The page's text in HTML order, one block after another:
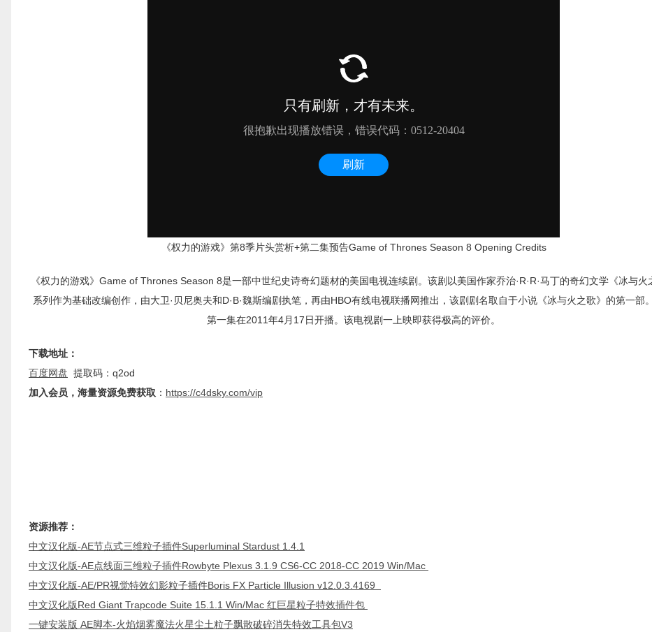
《权力的游戏》第8季片头赏析+第二集预告Game of Thrones Season 8 Opening Credits
《权力的游戏》Game of Thrones Season 8是一部中世纪史诗奇幻题材的美国电视连续剧。该剧以美国作家乔治·R·R·马丁的奇幻文学《冰与火
系列作为基础改编创作，由大卫·贝尼奥夫和D·B·魏斯编剧执笔，再由HBO有线电视联播网推出，该剧剧名取自于小说《冰与火之歌》的第一部
第一集在2011年4月17日开播。该电视剧一上映即获得极高的评价。
下载地址：
百度网盘 提取码：q2od
加入会员，海量资源免费获取 ： https://c4dsky.com/vip
资源推荐：
中文汉化版-AE节点式三维粒子插件Superluminal Stardust 1.4.1
中文汉化版-AE点线面三维粒子插件Rowbyte Plexus 3.1.9 CS6-CC 2018-CC 2019 Win/Mac
中文汉化版-AE/PR视觉特效幻影粒子插件Boris FX Particle Illusion v12.0.3.4169
中文汉化版Red Giant Trapcode Suite 15.1.1 Win/Mac 红巨星粒子特效插件包
一键安装版 AE脚本-火焰烟雾魔法火星尘土粒子飘散破碎消失特效工具包V3